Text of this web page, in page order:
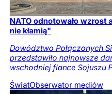
NATO odnotowało
nie kłamią"
Dowództwo Połączonych
przedstawiło najnowsze
wschodniej flance Sojuszu
ŚwiatObserwator mediów